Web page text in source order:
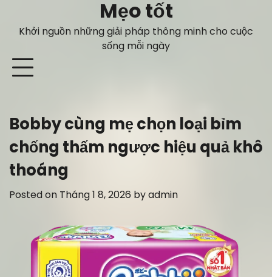
content
Mẹo tốt
Khởi nguồn những giải pháp thông minh cho cuộc
sống mỗi ngày
Bobby cùng mẹ chọn loại bỉm
chống thấm ngược hiệu quả khô
thoáng
Posted on Tháng 1 8, 2026 byadmin